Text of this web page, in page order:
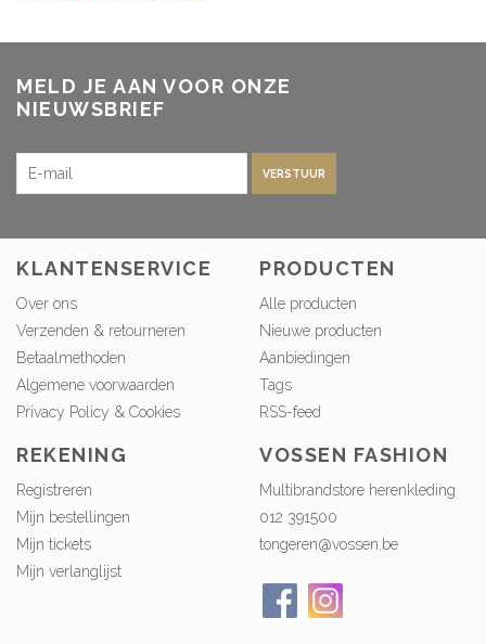
MELD JE AAN VOOR ONZE
NIEUWSBRIEF
VERSTUUR
KLANTENSERVICE
Over ons
Verzenden & retourneren
Betaalmethoden
Algemene voorwaarden
Privacy Policy & Cookies
PRODUCTEN
Alle producten
Nieuwe producten
Aanbiedingen
Tags
RSS-feed
REKENING
Registreren
Mijn bestellingen
Mijn tickets
Mijn verlanglijst
VOSSEN FASHION
Multibrandstore herenkleding
012 391500
tongeren@vossen.be